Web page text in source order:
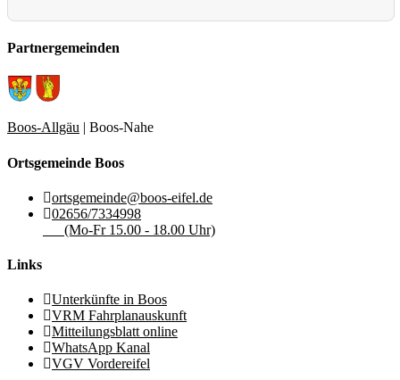
Partnergemeinden
Boos-Allgäu | Boos-Nahe
Ortsgemeinde Boos
ortsgemeinde@boos-eifel.de
02656/7334998
(Mo-Fr 15.00 - 18.00 Uhr)
Links
Unterkünfte in Boos
VRM Fahrplanauskunft
Mitteilungsblatt online
WhatsApp Kanal
VGV Vordereifel